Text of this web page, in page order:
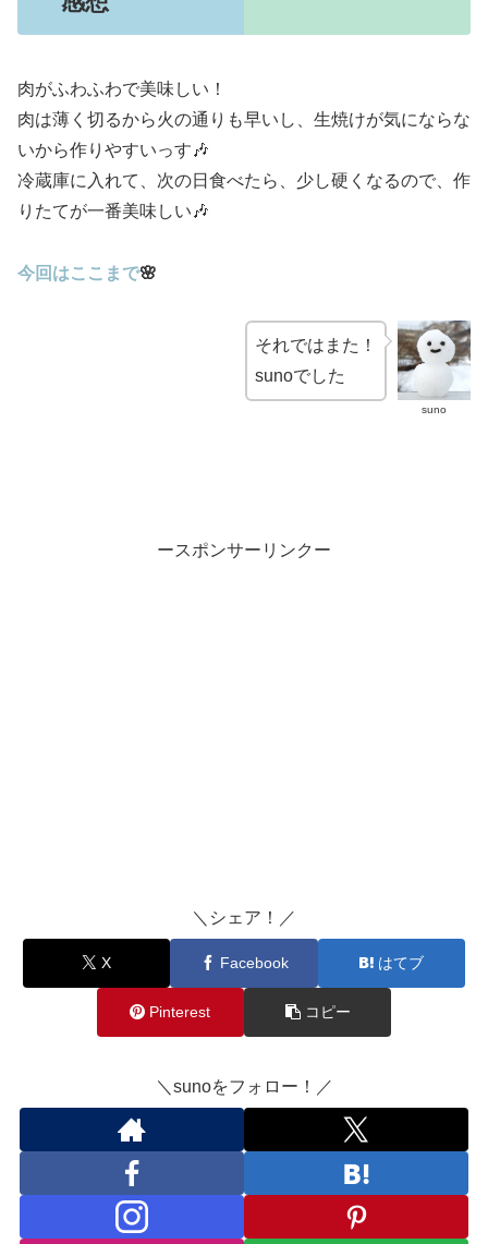
肉がふわふわで美味しい！
肉は薄く切るから火の通りも早いし、生焼けが気にならな
いから作りやすいっす🎶
冷蔵庫に入れて、次の日食べたら、少し硬くなるので、作
りたてが一番美味しい🎶
今回はここまで🌸
suno
それではまた！
sunoでした
ースポンサーリンクー
＼シェア！／
X Facebook はてブ
Pinterest コピー
＼sunoをフォロー！／